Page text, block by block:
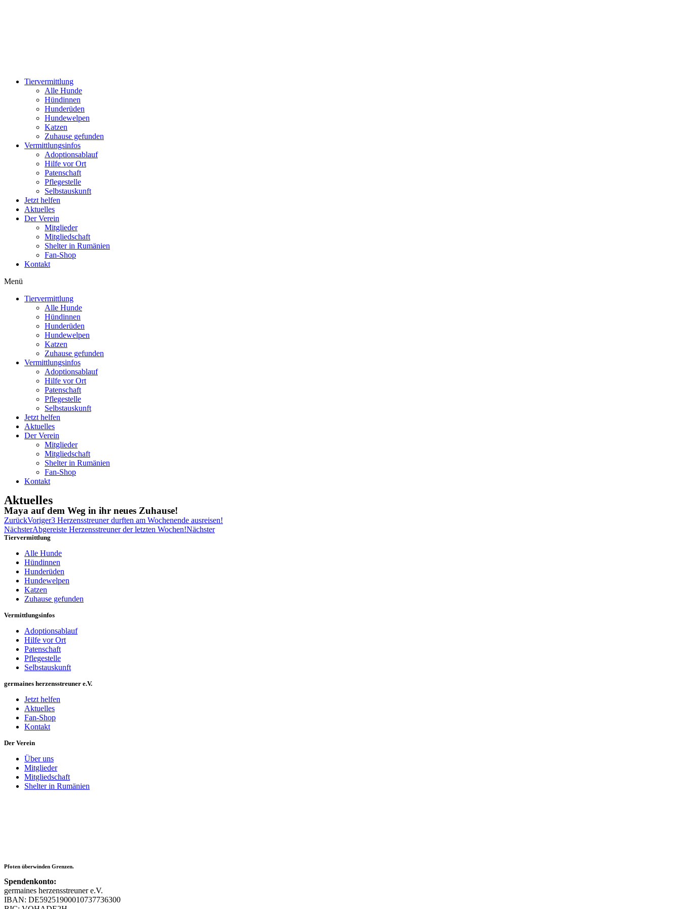
Tiervermittlung
Alle Hunde
Hündinnen
Hunderüden
Hundewelpen
Katzen
Zuhause gefunden
Vermittlungsinfos
Adoptionsablauf
Hilfe vor Ort
Patenschaft
Pflegestelle
Selbstauskunft
Jetzt helfen
Aktuelles
Der Verein
Mitglieder
Mitgliedschaft
Shelter in Rumänien
Fan-Shop
Kontakt
Menü
Tiervermittlung
Alle Hunde
Hündinnen
Hunderüden
Hundewelpen
Katzen
Zuhause gefunden
Vermittlungsinfos
Adoptionsablauf
Hilfe vor Ort
Patenschaft
Pflegestelle
Selbstauskunft
Jetzt helfen
Aktuelles
Der Verein
Mitglieder
Mitgliedschaft
Shelter in Rumänien
Fan-Shop
Kontakt
Aktuelles
Maya auf dem Weg in ihr neues Zuhause!
ZurückVoriger3 Herzensstreuner durften am Wochenende ausreisen!
NächsterAbgereiste Herzensstreuner der letzten Wochen!Nächster
Tiervermittlung
Alle Hunde
Hündinnen
Hunderüden
Hundewelpen
Katzen
Zuhause gefunden
Vermittlungsinfos
Adoptionsablauf
Hilfe vor Ort
Patenschaft
Pflegestelle
Selbstauskunft
germaines herzensstreuner e.V.
Jetzt helfen
Aktuelles
Fan-Shop
Kontakt
Der Verein
Über uns
Mitglieder
Mitgliedschaft
Shelter in Rumänien
Pfoten überwinden Grenzen.
Spendenkonto:
germaines herzensstreuner e.V.
IBAN: DE59251900010737736300